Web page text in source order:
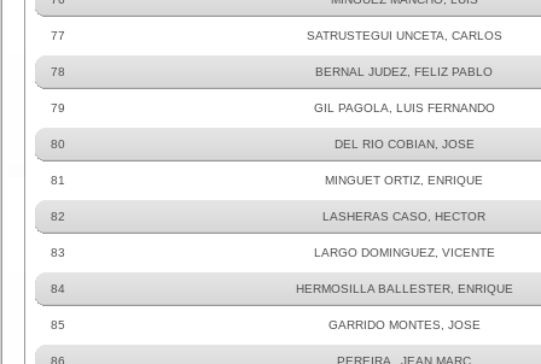
77 SATRUSTEGUI UNCETA, CARLOS
78 BERNAL JUDEZ, FELIZ PABLO
79 GIL PAGOLA, LUIS FERNANDO
80 DEL RIO COBIAN, JOSE
81 MINGUET ORTIZ, ENRIQUE
82 LASHERAS CASO, HECTOR
83 LARGO DOMINGUEZ, VICENTE
84 HERMOSILLA BALLESTER, ENRIQUE
85 GARRIDO MONTES, JOSE
86 PEREIRA , JEAN MARC